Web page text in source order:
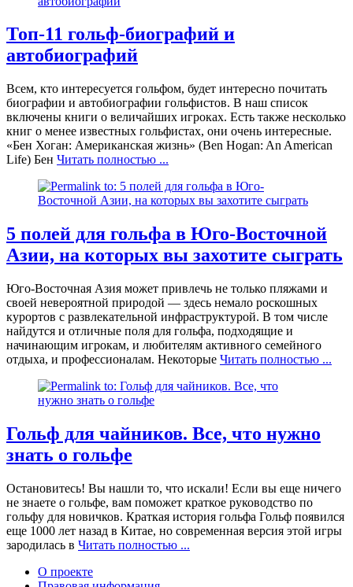
Топ-11 гольф-биографий и
автобиографий
Всем, кто интересуется гольфом, будет интересно почитать
биографии и автобиографии гольфистов. В наш список
включены книги о величайших игроках. Есть также несколько
книг о менее известных гольфистах, они очень интересные.
«Бен Хоган: Американская жизнь» (Ben Hogan: An American
Life) Бен Читать полностью ...
5 полей для гольфа в Юго-Восточной
Азии, на которых вы захотите сыграть
Юго-Восточная Азия может привлечь не только пляжами и
своей невероятной природой — здесь немало роскошных
курортов с развлекательной инфраструктурой. В том числе
найдутся и отличные поля для гольфа, подходящие и
начинающим игрокам, и любителям активного семейного
отдыха, и профессионалам. Некоторые Читать полностью ...
Гольф для чайников. Все, что нужно
знать о гольфе
Остановитесь! Вы нашли то, что искали! Если вы еще ничего
не знаете о гольфе, вам поможет краткое руководство по
гольфу для новичков. Краткая история гольфа Гольф появился
еще 1000 лет назад в Китае, но современная версия этой игры
зародилась в Читать полностью ...
О проекте